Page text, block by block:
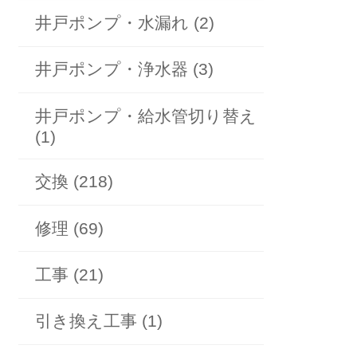
井戸ポンプ・水漏れ (2)
井戸ポンプ・浄水器 (3)
井戸ポンプ・給水管切り替え
(1)
交換 (218)
修理 (69)
工事 (21)
引き換え工事 (1)